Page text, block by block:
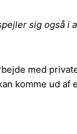
sig også i
med
komme ud af